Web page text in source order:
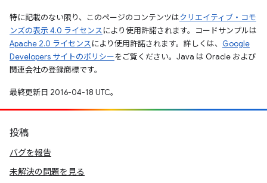
特に記載のない限り、このページのコンテンツはクリエイティブ・コモ
ンズの表示 4.0 ライセンスにより使用許諾されます。コードサンプルは
Apache 2.0 ライセンスにより使用許諾されます。詳しくは、 Google
Developers サイトのポリシーをご覧ください。Java は Oracle および
関連会社の登録商標です。
最終更新日 2016-04-18 UTC。
投稿
バグを報告
未解決の問題を見る